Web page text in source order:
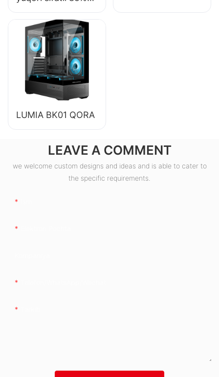
samaradorlik 80+
bronza ish stoli
kompyuteri quvvat
manbai ESB550W
LUMIA BK01 QORA
LEAVE A COMMENT
we welcome custom designs and ideas and is able to cater to
the specific requirements.